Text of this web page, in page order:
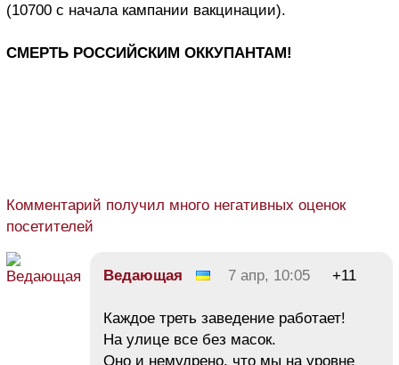
(10700 с начала кампании вакцинации).
СМЕРТЬ РОССИЙСКИМ ОККУПАНТАМ!
Комментарий получил много негативных оценок
посетителей
Ведающая 7 апр, 10:05 +11
Каждое треть заведение работает!
На улице все без масок.
Оно и немудрено, что мы на уровне